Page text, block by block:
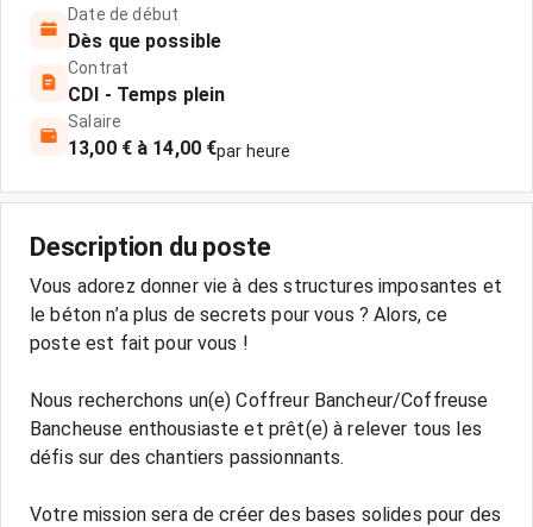
Date de début
Dès que possible
Contrat
CDI - Temps plein
Salaire
13,00 € à 14,00 €par heure
Description du poste
Vous adorez donner vie à des structures imposantes et
le béton n’a plus de secrets pour vous ? Alors, ce
poste est fait pour vous !
Nous recherchons un(e) Coffreur Bancheur/Coffreuse
Bancheuse enthousiaste et prêt(e) à relever tous les
défis sur des chantiers passionnants.
Votre mission sera de créer des bases solides pour des